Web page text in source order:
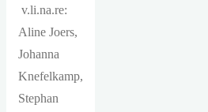
v.li.na.re:
Aline Joers,
Johanna
Knefelkamp,
Stephan